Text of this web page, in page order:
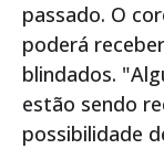
passado. O
poderá
blindados.
estão sendo
possibilidade